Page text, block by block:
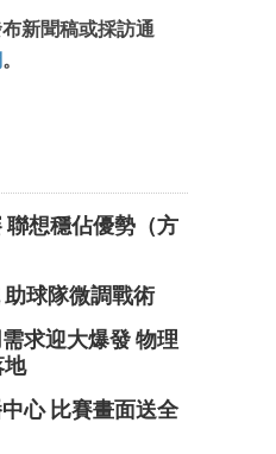
新聞稿或採訪通
。
聯想穩佔優勢（方
球隊微調戰術
求迎大爆發 物理
心 比賽畫面送全